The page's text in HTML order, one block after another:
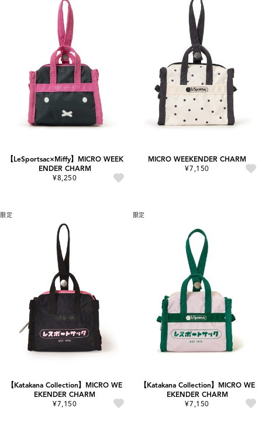
【LeSportsac×Miffy】MICRO WEEK
ENDER CHARM
¥8,250
MICRO WEEKENDER CHARM
¥7,150
限定
【Katakana Collection】MICRO WE
EKENDER CHARM
¥7,150
限定
【Katakana Collection】MICRO WE
EKENDER CHARM
¥7,150